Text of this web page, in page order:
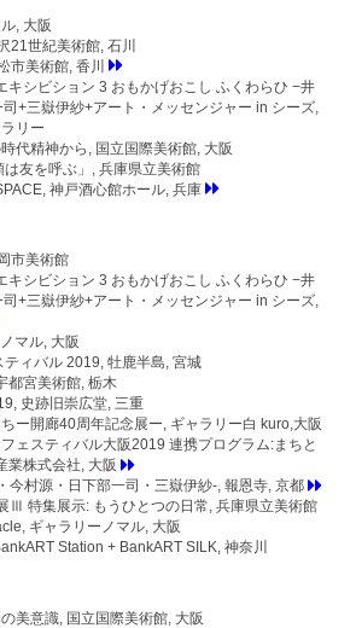
, 大阪
21世紀美術館, 石川
市美術館, 香川
キシビション 3 おもかげおこし ふくわらひ −井
+三嶽伊紗+アート・メッセンジャー in シーズ,
リー
代精神から, 国立国際美術館, 大阪
友を呼ぶ」, 兵庫県立美術館
神戸酒心館ホール, 兵庫
市美術館
キシビション 3 おもかげおこし ふくわらひ −井
+三嶽伊紗+アート・メッセンジャー in シーズ,
マル, 大阪
ィバル 2019, 牡鹿半島, 宮城
都宮美術館, 栃木
史跡旧崇広堂, 三重
ー開廊40周年記念展ー, ギャラリー白 kuro,大阪
ェスティバル大阪2019 連携プログラム:まちと
業株式会社, 大阪
今村源・日下部一司・三嶽伊紗-, 報恩寺, 京都
Ⅲ 特集展示: もうひとつの日常, 兵庫県立美術館
ギャラリーノマル, 大阪
Station + BankART SILK, 神奈川
美意識, 国立国際美術館, 大阪